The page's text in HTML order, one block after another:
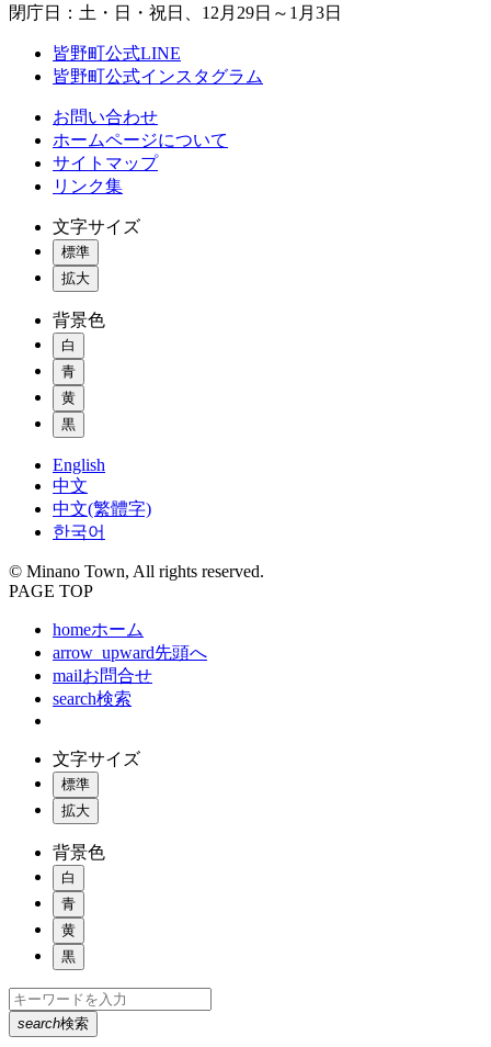
閉庁日：土・日・祝日、12月29日～1月3日
皆野町公式LINE
皆野町公式インスタグラム
お問い合わせ
ホームページについて
サイトマップ
リンク集
文字サイズ
標準
拡大
背景色
白
青
黄
黒
English
中文
中文(繁體字)
한국어
© Minano Town, All rights reserved.
PAGE TOP
homeホーム
arrow_upward先頭へ
mailお問合せ
search検索
文字サイズ
標準
拡大
背景色
白
青
黄
黒
search検索